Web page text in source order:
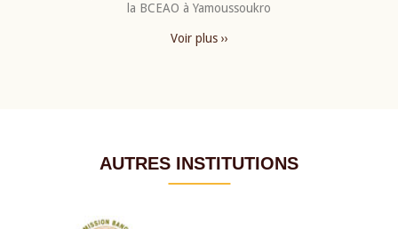
la BCEAO à Yamoussoukro
Voir plus ››
AUTRES INSTITUTIONS